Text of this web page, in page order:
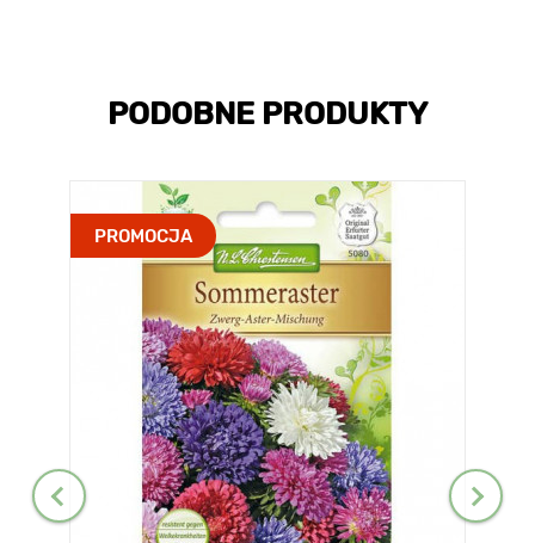
PODOBNE PRODUKTY
PROMOCJA